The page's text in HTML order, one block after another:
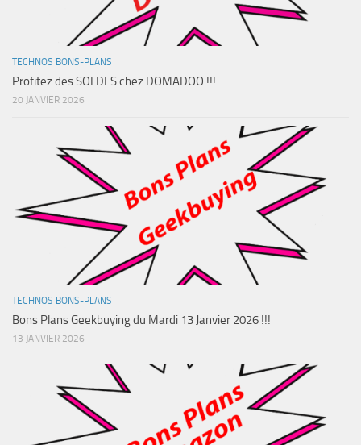
TECHNOS BONS-PLANS
Profitez des SOLDES chez DOMADOO !!!
20 JANVIER 2026
TECHNOS BONS-PLANS
Bons Plans Geekbuying du Mardi 13 Janvier 2026 !!!
13 JANVIER 2026